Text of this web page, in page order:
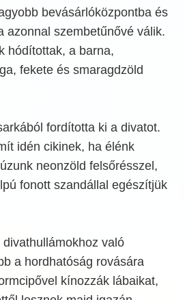
bevásárlóközpontba és
azonnal szembetűnővé válik.
hódítottak, a barna,
fekete és smaragdzöld
fordította ki a divatot.
idén cikinek, ha élénk
neonzöld felsőrésszel,
fonott szandállal egészítjük
való
a hordhatóság rovására
kínozzák lábaikat,